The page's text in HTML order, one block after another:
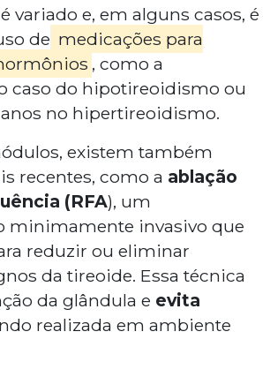
variado e, em alguns casos, é
de medicações para
, como a
caso do hipotireoidismo ou
no hipertireoidismo.
existem também
recentes, como a ablação
(RFA), um
minimamente invasivo que
reduzir ou eliminar
da tireoide. Essa técnica
da glândula e evita
realizada em ambiente